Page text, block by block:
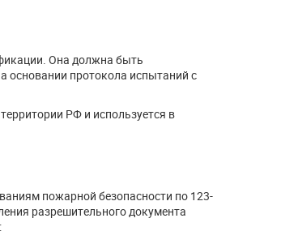
Она должна быть
основании протокола испытаний с
РФ и используется в
пожарной безопасности по 123-
разрешительного документа